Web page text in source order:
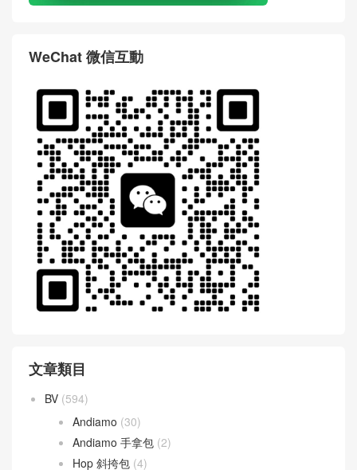
WeChat 微信互動
文章類目
BV (594)
Andiamo (30)
Andiamo 手拿包 (2)
Hop 斜挎包 (4)